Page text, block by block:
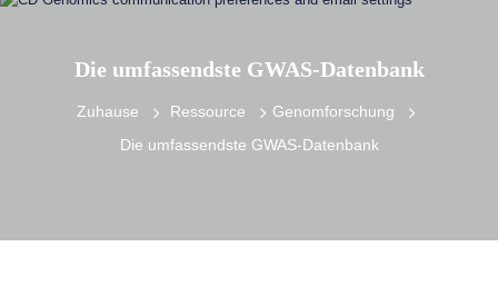
Die umfassendste GWAS-Datenbank
Zuhause Ressource
Genomforschung
Die umfassendste GWAS-Datenbank